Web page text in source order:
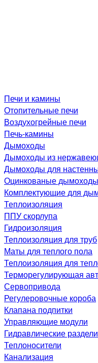
Печи и камины
Отопительные печи
Воздухогрейные печи
Печь-камины
Дымоходы
Дымоходы из
Дымоходы для
Оцинкованые дымоходы
Комплектующие для
Теплоизоляция
ППУ скорлупа
Гидроизоляция
Теплоизоляция для труб
Маты для теплого пола
Теплоизоляция для
Терморегулирующая
Сервопривода
Регулеровочные короба
Клапана подпитки
Управляющие модули
Гидравлические
Теплоносители
Канализация